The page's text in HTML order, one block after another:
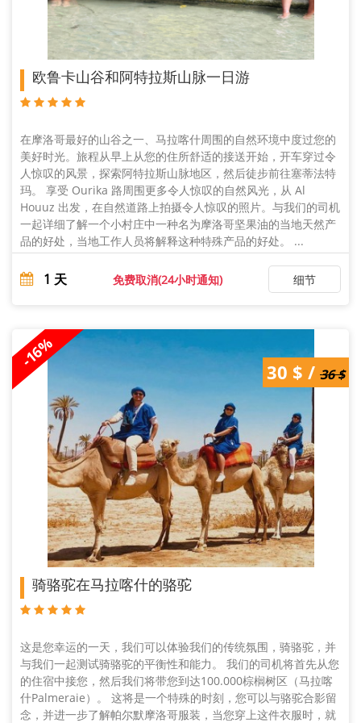
欧鲁卡山谷和阿特拉斯山脉一日游
在摩洛哥最好的山谷之一、马拉喀什周围的自然环境中度过您的
美好时光。旅程从早上从您的住所舒适的接送开始，开车穿过令
人惊叹的风景，探索阿特拉斯山脉地区，然后徒步前往塞蒂法特
玛。 享受 Ourika 路周围更多令人惊叹的自然风光，从 Al
Houuz 出发，在自然道路上拍摄令人惊叹的照片。与我们的司机
一起详细了解一个小村庄中一种名为摩洛哥坚果油的当地天然产
品的好处，当地工作人员将解释这种特殊产品的好处。 ...
1 天 免费取消(24小时通知) 细节
-16%
36 $ / 30 $
30 $ / 36 $
骑骆驼在马拉喀什的骆驼
这是您幸运的一天，我们可以体验我们的传统氛围，骑骆驼，并
与我们一起测试骑骆驼的平衡性和能力。 我们的司机将首先从您
的住宿中接您，然后我们将带您到达100.000棕榈树区（马拉喀
什Palmeraie）。 这将是一个特殊的时刻，您可以与骆驼合影留
念，并进一步了解帕尔默摩洛哥服装，当您穿上这件衣服时，就